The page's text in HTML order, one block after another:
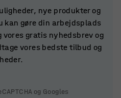
nye produkter og
kan gøre din arbejdsplads
gratis nyhedsbrev og
vores bedste tilbud og
og Googles